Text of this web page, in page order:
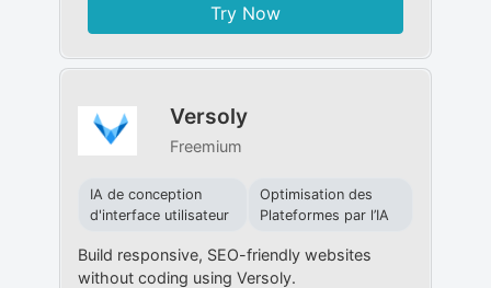
Try Now
Versoly
Freemium
IA de conception
d'interface utilisateur
Optimisation des
Plateformes par l’IA
Build responsive, SEO-friendly websites
without coding using Versoly.